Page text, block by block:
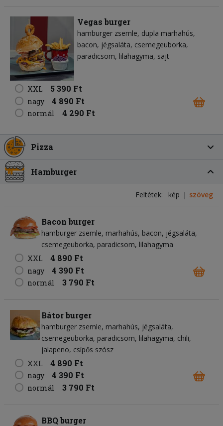
Vegas burger
hamburger zsemle dupla marhahús
bacon jégsaláta csemegeuborka
paradicsom lilahagyma sajt
XXL 5 390 Ft
nagy 4 890 Ft
normál 4 290 Ft
Pizza
Hamburger
Feltétek: kép szöveg
Bacon burger
hamburger zsemle marhahús bacon jégsaláta
csemegeuborka paradicsom lilahagyma
XXL
4 890 Ft
nagy 4 390 Ft
normál 3 790 Ft
Bátor burger
hamburger zsemle marhahús jégsaláta
csemegeuborka paradicsom lilahagyma chili
jalapeno csípős szósz
XXL
4 890 Ft
nagy 4 390 Ft
normál 3 790 Ft
BBQ burger